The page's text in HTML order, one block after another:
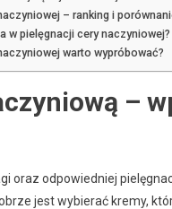
– ranking i
w pielęgnacji cery naczyniowej?
warto wypróbować?
–
oraz odpowiedniej
jest wybierać kremy,